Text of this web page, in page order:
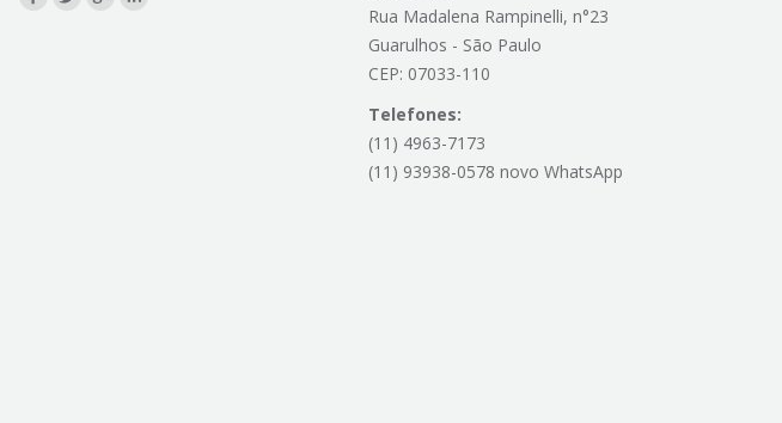
Rua Madalena Rampinelli, n°23
Guarulhos - São Paulo
CEP: 07033-110
Telefones:
(11) 4963-7173
(11) 93938-0578 novo WhatsApp